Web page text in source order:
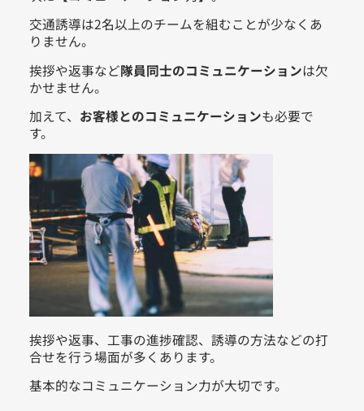
交通誘導は2名以上のチームを組むことが少なくあ
りません。
挨拶や返事など隊員同士のコミュニケーションは欠
かせません。
加えて、 お客様とのコミュニケーションも必要で
す。
挨拶や返事、工事の進捗確認、誘導の方法などの打
合せを行う場面が多くあります。
基本的なコミュニケーション力が大切です。